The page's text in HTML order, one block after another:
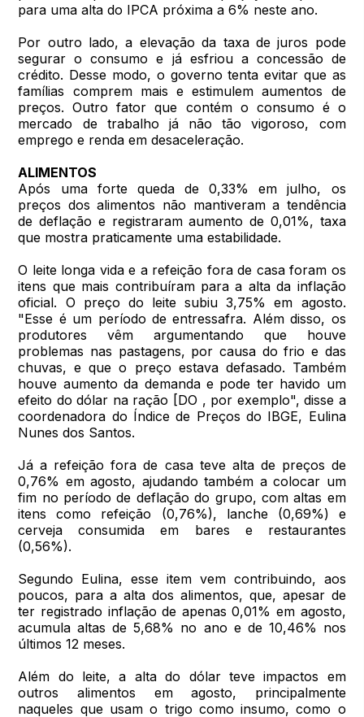
para uma alta do IPCA próxima a 6% neste ano.
Por outro lado, a elevação da taxa de juros pode
segurar o consumo e já esfriou a concessão de
crédito. Desse modo, o governo tenta evitar que as
famílias comprem mais e estimulem aumentos de
preços. Outro fator que contém o consumo é o
mercado de trabalho já não tão vigoroso, com
emprego e renda em desaceleração.
ALIMENTOS
Após uma forte queda de 0,33% em julho, os
preços dos alimentos não mantiveram a tendência
de deflação e registraram aumento de 0,01%, taxa
que mostra praticamente uma estabilidade.
O leite longa vida e a refeição fora de casa foram os
itens que mais contribuíram para a alta da inflação
oficial. O preço do leite subiu 3,75% em agosto.
"Esse é um período de entressafra. Além disso, os
produtores vêm argumentando que houve
problemas nas pastagens, por causa do frio e das
chuvas, e que o preço estava defasado. Também
houve aumento da demanda e pode ter havido um
efeito do dólar na ração [DO , por exemplo", disse a
coordenadora do Índice de Preços do IBGE, Eulina
Nunes dos Santos.
Já a refeição fora de casa teve alta de preços de
0,76% em agosto, ajudando também a colocar um
fim no período de deflação do grupo, com altas em
itens como refeição (0,76%), lanche (0,69%) e
cerveja consumida em bares e restaurantes
(0,56%).
Segundo Eulina, esse item vem contribuindo, aos
poucos, para a alta dos alimentos, que, apesar de
ter registrado inflação de apenas 0,01% em agosto,
acumula altas de 5,68% no ano e de 10,46% nos
últimos 12 meses.
Além do leite, a alta do dólar teve impactos em
outros alimentos em agosto, principalmente
naqueles que usam o trigo como insumo, como o